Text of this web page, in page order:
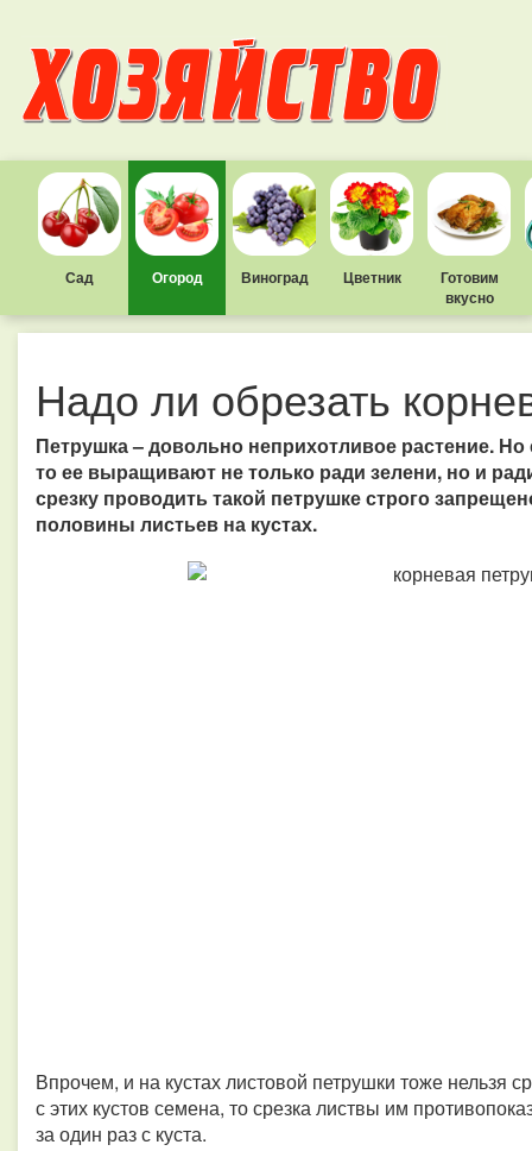
Сад Огород Виноград Цветник
Готовим
вкусно
Надо ли обрезать
Петрушка – довольно неприхотливое растение.
то ее выращивают не только ради зелени, но и
срезку проводить такой петрушке строго
половины листьев на кустах.
Впрочем, и на кустах листовой петрушки тоже нельзя
с этих кустов семена, то срезка листвы им
за один раз с куста.